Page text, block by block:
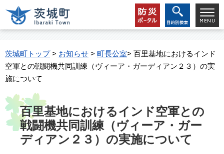
茨城町トップ> お知らせ > 町長公室> 百里基地におけるインド
空軍との戦闘機共同訓練（ヴィーア・ガーディアン２３）の実
施について
百里基地におけるインド空軍との
戦闘機共同訓練（ヴィーア・ガー
ディアン２３）の実施について